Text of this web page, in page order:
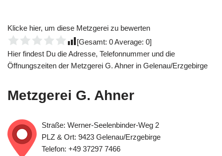
Klicke hier, um diese Metzgerei zu bewerten
[Gesamt: 0Average: 0]
Hier findest Du die Adresse, Telefonnummer und die
Öffnungszeiten der Metzgerei G. Ahner in Gelenau/Erzgebirge
Metzgerei G. Ahner
Straße: Werner-Seelenbinder-Weg 2
PLZ & Ort: 9423 Gelenau/Erzgebirge
Telefon: +49 37297 7466